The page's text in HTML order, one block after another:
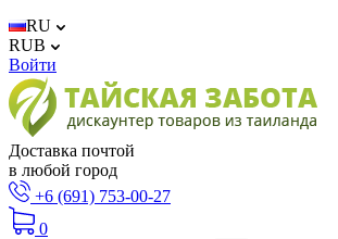
RU
RUB
Войти
Доставка почтой
в любой город
+6 (691) 753-00-27
0